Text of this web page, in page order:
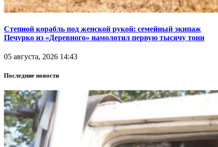
Степной корабль под женской рукой: семейный экипаж
Печурко из «Деревного» намолотил первую тысячу тонн
05 августа, 2026 14:43
Последние новости